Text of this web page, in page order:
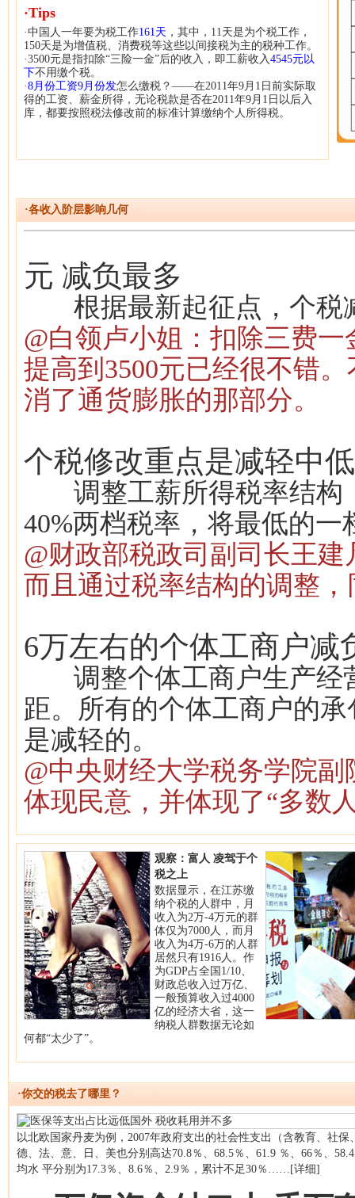
·Tips
·中国人一年要为税工作161天 ，其中，11天是为个税工作，
150天是为增值税、消费税等这些以间接税为主的税种工作。
·3500元是指扣除“三险一金”后的收入，即工薪收入4545元以
下不用缴个税。
·8月份工资9月份发怎么缴税？——在2011年9月1日前实际取
得的工资、薪金所得，无论税款是否在2011年9月1日以后入
库，都要按照税法修改前的标准计算缴纳个人所得税。
·各收入阶层影响几何
元 减负最多
根据最新起征点，个税
@白领卢小姐： 扣除三费一
提高到3500元已经很不错
消了通货膨胀的那部分。
个税修改重点是减轻中
调整工薪所得税率结构
40%两档税率，将最低的一
@财政部税政司副司长王建
而且通过税率结构的调整
6万左右的个体工商户减
调整个体工商户生产经
距。所有的个体工商户的
是减轻的。
@中央财经大学税务学院副
体现民意，并体现了“多数
观察：富人 凌驾于个
税之上
数据显示，在江苏缴
纳个税的人群中，月
收入为2万-4万元的群
体仅为7000人，而月
收入为4万-6万的人群
居然只有1916人。作
为GDP占全国1/10、
财政总收入过万亿、
一般预算收入过4000
亿的经济大省，这一
纳税人群数据无论如
何都“太少了”。
·你交的税去了哪里？
以北欧国家丹麦为例，2007年政府支出的社会性支出（含教育、社
德、法、意、日、美也分别高达70.8％、68.5％、61.9 ％、66％、
均水 平分别为17.3％、8.6％、2.9％，累计不足30％……[详细]